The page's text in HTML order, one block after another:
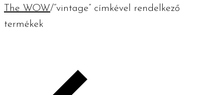
The WOW/“vintage” címkével rendelkező
termékek